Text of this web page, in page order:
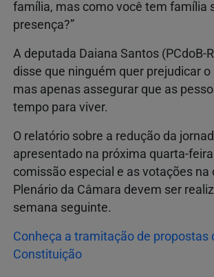
família, mas como você tem família
presença?”
A deputada Daiana Santos (PCdoB-
disse que ninguém quer prejudicar
mas apenas assegurar que as
tempo para viver.
O relatório sobre a redução da
apresentado na próxima quarta-
comissão especial e as votações na
Plenário da Câmara devem ser
semana seguinte.
Conheça a tramitação de propostas
Constituição